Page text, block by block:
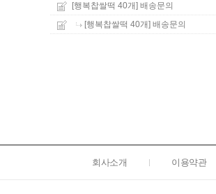
[행복찹쌀떡 40개] 배송문의
[행복찹쌀떡 40개] 배송문의
회사소개 이용약관